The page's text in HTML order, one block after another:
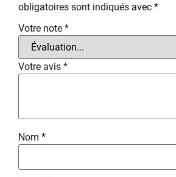
obligatoires sont indiqués avec *
Votre note *
Votre avis *
Nom *